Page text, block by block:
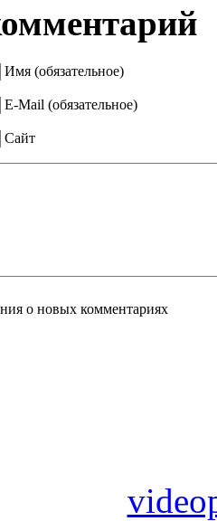
Имя (обязательное)
E-Mail (обязательное)
Сайт
о новых комментариях